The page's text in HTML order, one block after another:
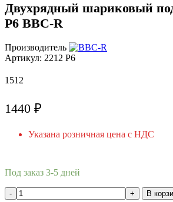
Двухрядный шариковый
P6 BBC-R
Производитель
Артикул: 2212 P6
1512
1440 ₽
Указана розничная цена с НДС
Под заказ 3-5 дней
В